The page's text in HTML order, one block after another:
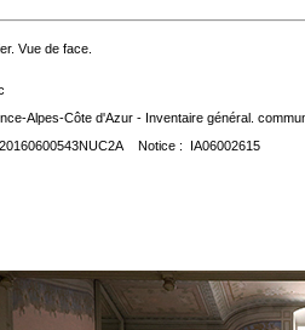
Vue de face.
Alpes-Côte d'Azur - Inventaire général.
Notice : IA06002615